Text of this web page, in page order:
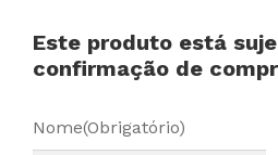
Este produto está
confirmação de
Nome(Obrigatório)